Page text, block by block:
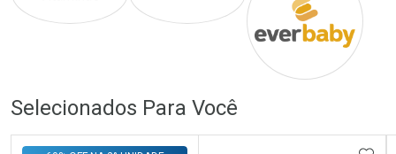
Comprar sem Desconto
Por R$ 279,00/cada
Comprar sem Desconto
Por R$ 279,00/cada
Selecionados Para Você